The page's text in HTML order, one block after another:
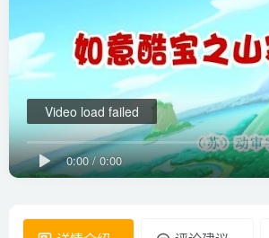
0:00/0:00
Video load failed